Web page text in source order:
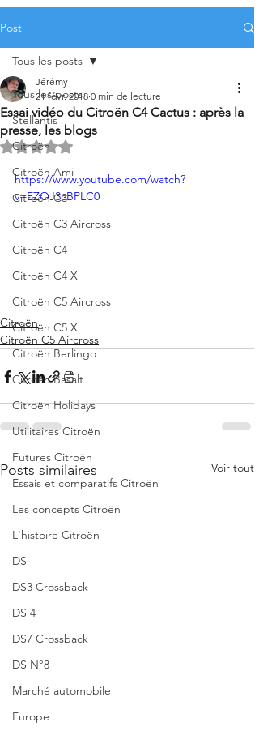
Post
Tous les posts
Stellantis
Citroën
Citroën Ami
Citroën C3
Citroën C3 Aircross
Citroën C4
Citroën C4 X
Citroën C5 Aircross
Citroën C5 X
Citroën Berlingo
Citroën Basalt
Citroën Holidays
Utilitaires Citroën
Futures Citroën
Essais et comparatifs Citroën
Les concepts Citroën
L'histoire Citroën
DS
DS3 Crossback
DS 4
DS7 Crossback
DS N°8
Marché automobile
Europe
Tous les posts
Essai vidéo du Citroën C4 Cactus : après la
presse, les blogs
Jérémy
21 févr. 2018 0 min de lecture
Noté NaN étoiles sur 5.
https://www.youtube.com/watch?
v=EZOJ3cBPLC0
Citroën
Citroën C5 Aircross
Posts similaires Voir tout